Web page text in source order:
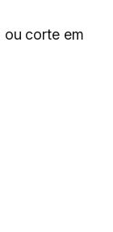
corte em